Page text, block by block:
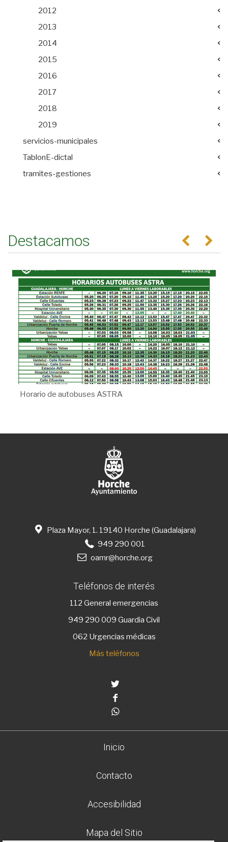
2012
2013
2014
2015
2016
2017
2018
2019
servicios-municipales
TablonE-dictal
tramites-gestiones
Destacamos Anterior
Horario de autobuses ASTRA
Plaza Mayor, 1. 19140 Horche (Guadalajara)
949 290 001
oamr@horche.org
Teléfonos de interés
112 General emergencias
949 290 009 Guardia Civil
062 Urgencias médicas
Más teléfonos
Inicio
Contacto
Accesibilidad
Mapa del Sitio